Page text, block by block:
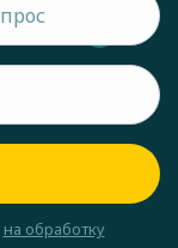
на обработку